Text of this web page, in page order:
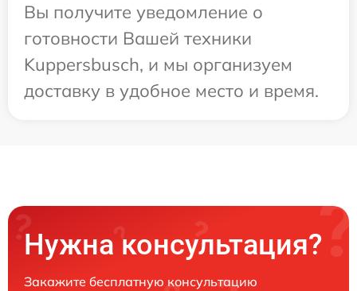
Вы получите уведомление о
готовности Вашей техники
Kuppersbusch, и мы организуем
доставку в удобное место и время.
Нужна консультация?
Закажите бесплатную консультацию